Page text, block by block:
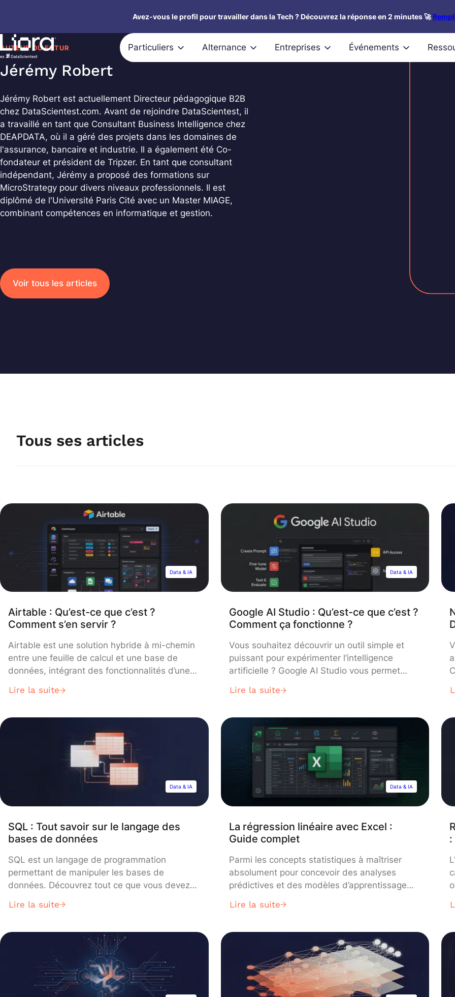
contenu
Avez-vous le profil pour travailler dans la Tech ? Découvrez la réponse en 2 minutes 🚀
Particuliers Alternance Entreprises Événements
AUTEUR DU FUTUR
Jérémy Robert
Jérémy Robert est actuellement Directeur pédagogique B2B
chez DataScientest.com. Avant de rejoindre DataScientest, il
a travaillé en tant que Consultant Business Intelligence chez
DEAPDATA, où il a géré des projets dans les domaines de
l'assurance, bancaire et industrie. Il a également été Co-
fondateur et président de Tripzer. En tant que consultant
indépendant, Jérémy a proposé des formations sur
MicroStrategy pour divers niveaux professionnels. Il est
diplômé de l'Université Paris Cité avec un Master MIAGE,
combinant compétences en informatique et gestion.
Voir tous les articles
Tous ses articles
Data & IA
Airtable : Qu’est-ce que c’est ?
Comment s’en servir ?
Airtable est une solution hybride à mi-chemin
entre une feuille de calcul et une base de
données, intégrant des fonctionnalités d’une
feuille de calcul. Les champs d’un tableau
feuille de calcul, mais ont des types bien
distincts. Il se positionne comme un […]
Lire la suite
Data & IA
Google AI Studio : Qu’est-ce que c’est ?
Comment ça fonctionne ?
Vous souhaitez découvrir un outil simple et
puissant pour expérimenter l’intelligence
artificielle ? Google AI Studio vous permet
aucune compétence en codage, tout en
ce guide, nous vous expliquons comment
utiliser Google AI Studio, ses principales
fonctionnalités, ses alternatives, et tout […]
Lire la suite
Data & IA
SQL : Tout savoir sur le langage des
bases de données
SQL est un langage de programmation
permettant de manipuler les bases de
données. Découvrez tout ce que vous devez
d’usage, méthodes d’apprentissage… SQL ou «
de programmation permettant de manipuler
les données et les systèmes de bases de
données relationnelles. Ce langage permet […]
Lire la suite
Data & IA
La régression linéaire avec Excel :
Guide complet
Parmi les concepts statistiques à maîtriser
absolument pour concevoir des analyses
prédictives et des modèles d’apprentissage
s’agit d’une des bases mathématiques à
moins complexe. Heureusement, il existe
différents outils permettant de rendre vos
prédictions beaucoup plus fiables. C’est
notamment le […]
Lire la suite
: